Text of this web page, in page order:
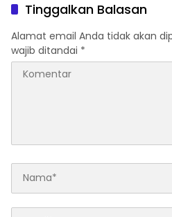
Tinggalkan Balasan
Alamat email Anda tidak akan
wajib ditandai *